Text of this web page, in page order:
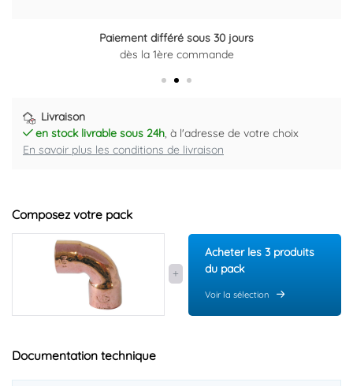
différé sous 30 jours
dès la 1ère commande
Livraison
en stock livrable sous 24h, à l'adresse de votre choix
En savoir plus les conditions de livraison
Composez votre pack
Acheter les 3 produits
du pack
Voir la sélection
Documentation technique